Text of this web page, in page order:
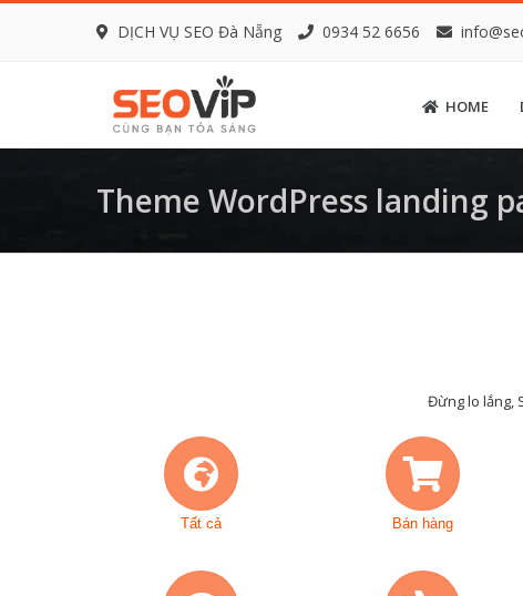
DỊCH VỤ SEO Đà Nẵng 0934 52 6656
HOME
Theme WordPress landing
Đừng lo lắng,
Tất cả Bán hàng